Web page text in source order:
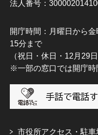
法人番号：
開庁時間：月曜日から
15分まで
（祝日・休日・12月29
※一部の窓口では開庁時
市役所アクセス・駐車